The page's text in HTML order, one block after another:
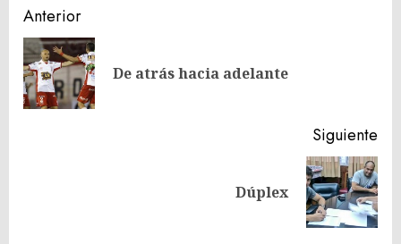
Navegación
de
entradas
Anterior
De atrás hacia adelante
Siguiente
Dúplex